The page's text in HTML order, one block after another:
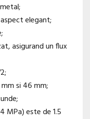
elegant;
asigurand un flux
si 46 mm;
MPa) este de 1.5